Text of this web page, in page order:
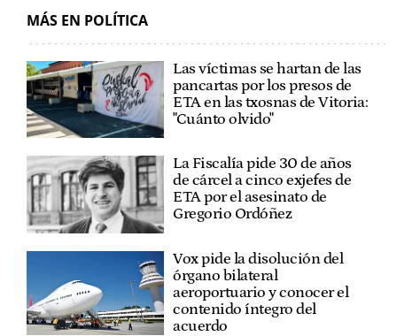
ALBERTO MARTÍNEZ
MÁS EN POLÍTICA
Las víctimas se hartan de las
pancartas por los presos de
ETA en las txosnas de Vitoria:
"Cuánto olvido"
La Fiscalía pide 30 de años
de cárcel a cinco exjefes de
ETA por el asesinato de
Gregorio Ordóñez
Vox pide la disolución del
órgano bilateral
aeroportuario y conocer el
contenido íntegro del
acuerdo